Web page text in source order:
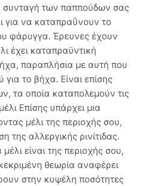
συνταγή των παππούδων σας
για να καταπραΰνουν το
φάρυγγα. Έρευνες έχουν
έχει καταπραϋντική
παραπλήσια με αυτή που
για το βήχα. Είναι επίσης
τα οποία καταπολεμούν τις
Επίσης υπάρχει μια
μέλι της περιοχής σου,
της αλλεργικής ρινίτιδας.
είναι της περιοχής σου,
θεωρία αναφέρει
στην κυψέλη ποσότητες